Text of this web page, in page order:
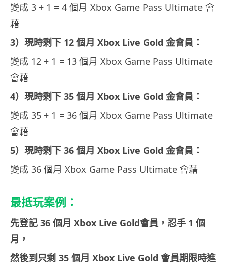
變成 3 + 1 = 4 個月 Xbox Game Pass Ultimate 會
藉
3）現時剩下 12 個月 Xbox Live Gold 金會員：
變成 12 + 1 = 13 個月 Xbox Game Pass Ultimate
會藉
4）現時剩下 35 個月 Xbox Live Gold 金會員：
變成 35 + 1 = 36 個月 Xbox Game Pass Ultimate
會藉
5）現時剩下 36 個月 Xbox Live Gold 金會員：
變成 36 個月 Xbox Game Pass Ultimate 會藉
最抵玩案例：
先登記 36 個月 Xbox Live Gold會員，忍手 1 個
月，
然後到只剩 35 個月 Xbox Live Gold 會員期限時進